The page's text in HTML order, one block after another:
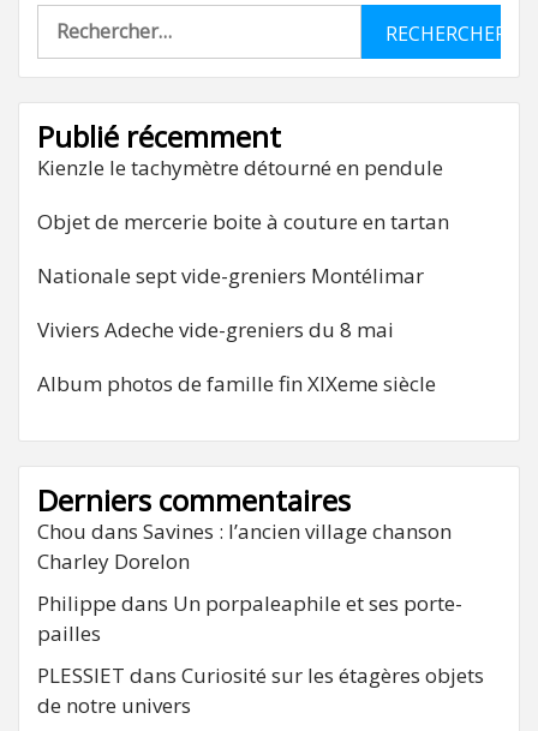
Rechercher :
Publié récemment
Kienzle le tachymètre détourné en pendule
Objet de mercerie boite à couture en tartan
Nationale sept vide-greniers Montélimar
Viviers Adeche vide-greniers du 8 mai
Album photos de famille fin XIXeme siècle
Derniers commentaires
Chou dans Savines : l’ancien village chanson
Charley Dorelon
Philippe dans Un porpaleaphile et ses porte-
pailles
PLESSIET dans Curiosité sur les étagères objets
de notre univers